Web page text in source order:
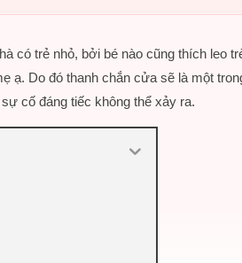
có trẻ nhỏ, bởi bé nào cũng thích leo
ạ. Do đó thanh chắn cửa sẽ là một
cố đáng tiếc không thể xảy ra.